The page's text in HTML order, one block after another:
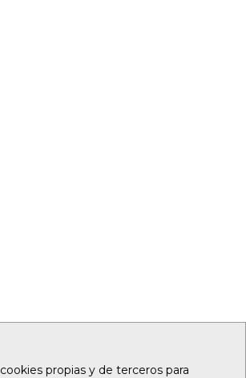
propias y de terceros para